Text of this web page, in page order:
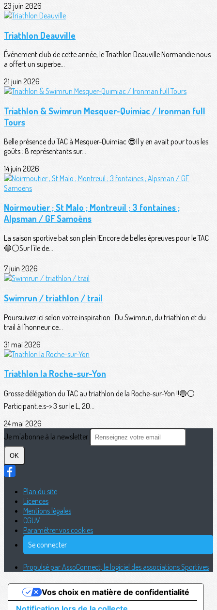
23 juin 2026
Triathlon Deauville
Événement club de cette année, le Triathlon Deauville Normandie nous
a offert un superbe...
21 juin 2026
Triathlon & Swimrun Mesquer-Quimiac / Ironman full
Tours
Belle présence du TAC à Mesquer-Quimiac 😎Il y en avait pour tous les
goûts : 8 représentants sur...
14 juin 2026
Noirmoutier ; St Malo ; Montreuil ; 3 fontaines ;
Alpsman / GF Samoëns
La saison sportive bat son plein !Encore de belles épreuves pour le TAC
🔵⚪️Sur l'île de...
7 juin 2026
Swimrun / triathlon / trail
Poursuivez ici selon votre inspiration...Du Swimrun, du triathlon et du
trail à l'honneur ce...
31 mai 2026
Triathlon la Roche-sur-Yon
Grosse délégation du TAC au triathlon de la Roche-sur-Yon !!🔵⚪️
Participant.e.s-> 3 sur le L, 20...
24 mai 2026
Je m'abonne à la newsletter
OK
Plan du site
Licences
Mentions légales
CGUV
Paramétrer vos cookies
Se connecter
Propulsé par AssoConnect, le logiciel des associations Sportives
Vos choix en matière de confidentialité